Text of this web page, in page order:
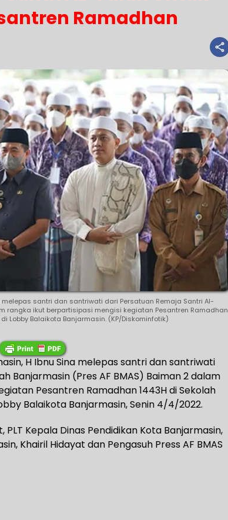
Ramadhan
melepas santri dan santriwati dari Persatuan Remaja Santri Al-
rangka ikut berpartisipasi mengisi kegiatan Pesantren Ramadhan
Lobby Balaikota Banjarmasin. (KP/Diskominfotik)
H Ibnu Sina melepas santri dan santriwati
Banjarmasin (Pres AF BMAS) Baiman 2 dalam
Pesantren Ramadhan 1443H di Sekolah
Balaikota Banjarmasin, Senin 4/4/2022.
Kepala Dinas Pendidikan Kota Banjarmasin,
Khairil Hidayat dan Pengasuh Press AF BMAS